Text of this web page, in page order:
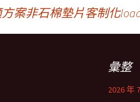
案非石棉墊片客制化
彙整
2026 年